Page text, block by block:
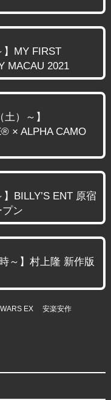
】MY FIRST
MACAU 2021
土）～】
× ALPHA CAMO
】BILLY’S ENT 原宿
ン
～】村上隆 新作版
EX 安楽安作